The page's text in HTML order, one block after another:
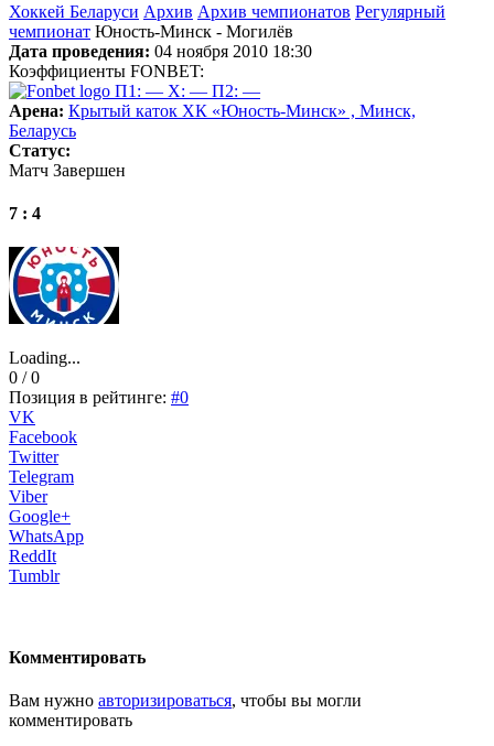
Хоккей Беларуси Архив Архив чемпионатов Регулярный
чемпионат Юность-Минск - Могилёв
Дата проведения: 04 ноября 2010 18:30
Коэффициенты FONBET:
П1: — X: — П2: —
Арена: Крытый каток ХК «Юность-Минск» , Минск,
Беларусь
Статус:
Матч Завершен
7 : 4
Loading...
0 / 0
Позиция в рейтинге: #0
VK
Facebook
Twitter
Telegram
Viber
Google+
WhatsApp
ReddIt
Tumblr
Комментировать
Вам нужно авторизироваться, чтобы вы могли
комментировать